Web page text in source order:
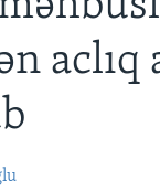
aclıq